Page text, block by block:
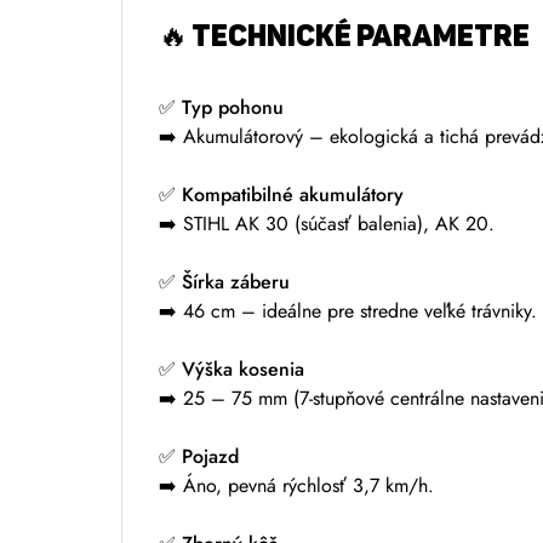
🔥 TECHNICKÉ PARAMETRE
✅ Typ pohonu
➡️ Akumulátorový – ekologická a tichá
✅ Kompatibilné akumulátory
➡️ STIHL AK 30 (súčasť balenia), AK 20.
✅ Šírka záberu
➡️ 46 cm – ideálne pre stredne veľké trávniky.
✅ Výška kosenia
➡️ 25 – 75 mm (7-stupňové centrálne
✅ Pojazd
➡️ Áno, pevná rýchlosť 3,7 km/h.